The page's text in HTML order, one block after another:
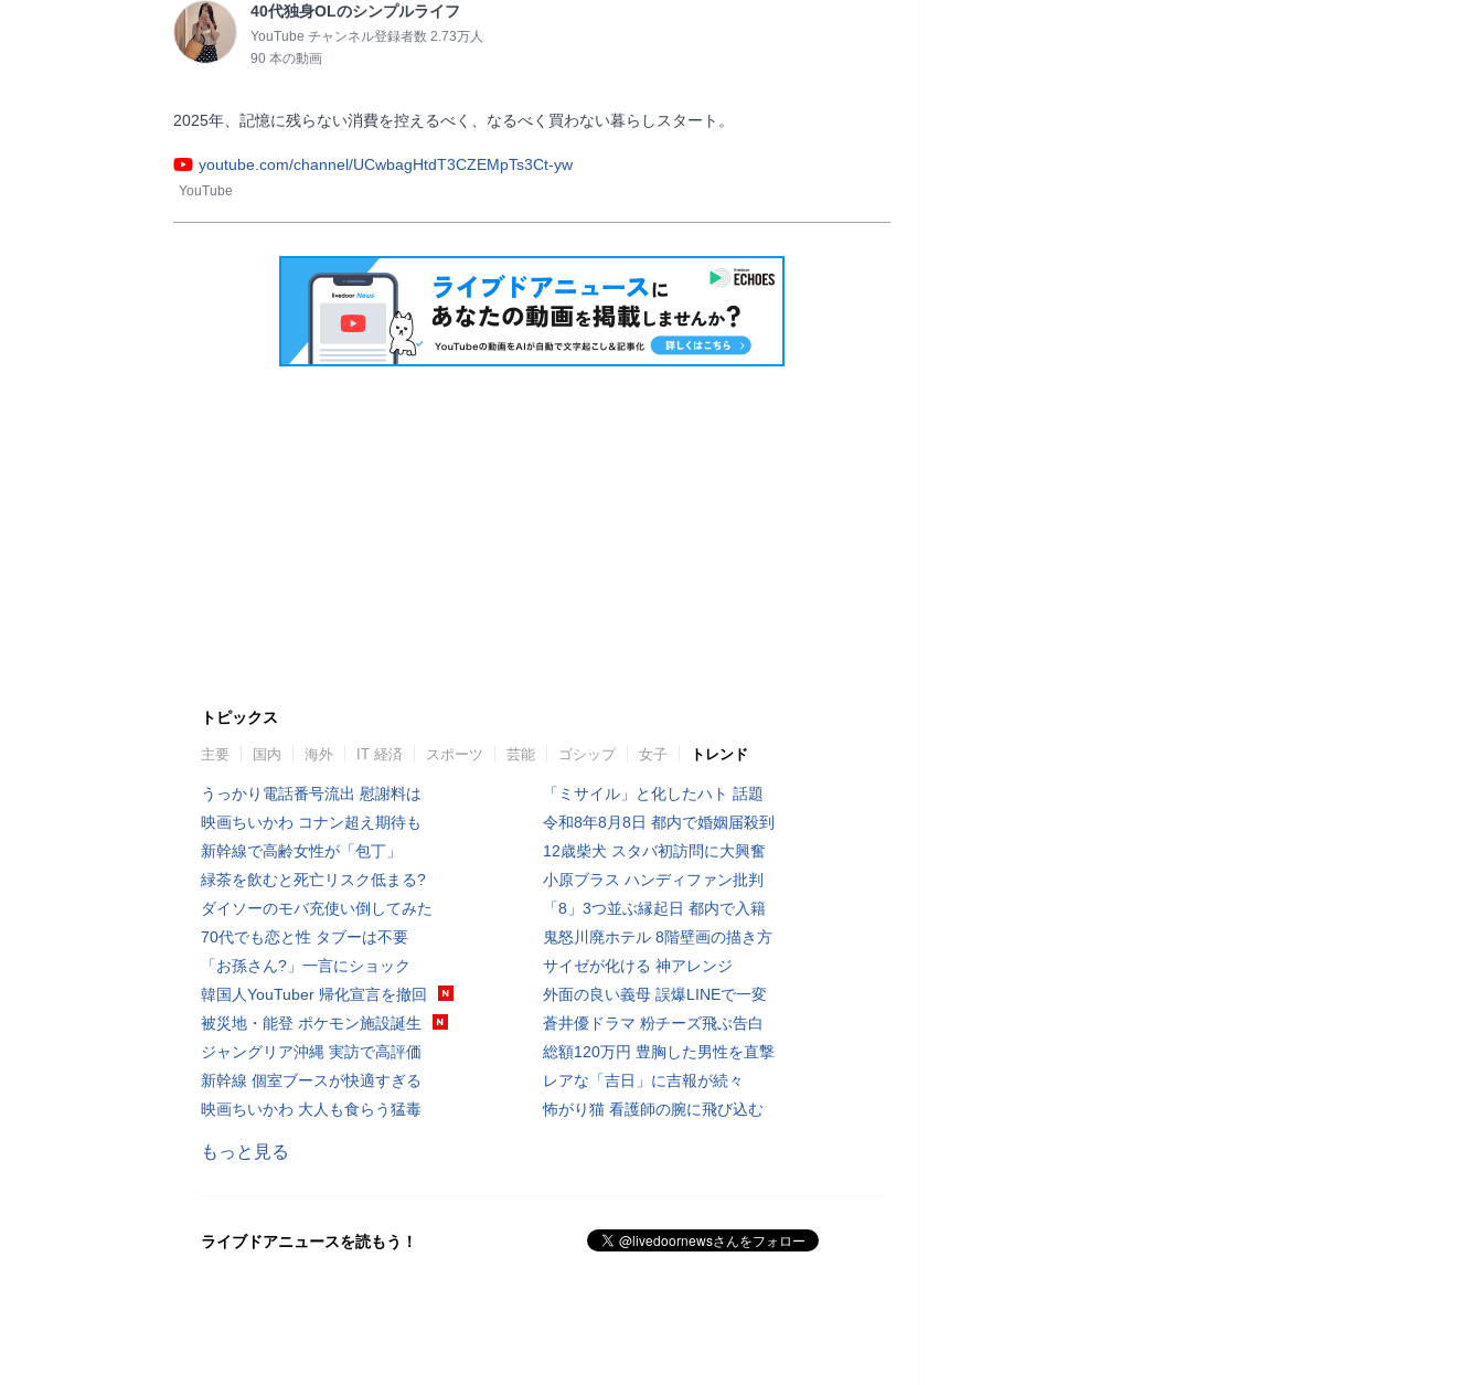
40代独身OLのシンプルライフ
YouTube チャンネル登録者数 2.73万人
90 本の動画
2025年、記憶に残らない消費を控えるべく、なるべく買わない暮らしスタート。
youtube.com/channel/UCwbagHtdT3CZEMpTs3Ct-yw
YouTube
トピックス
主要 国内 海外 IT 経済 スポーツ 芸能 ゴシップ 女子 トレンド
うっかり電話番号流出 慰謝料は
映画ちいかわ コナン超え期待も
新幹線で高齢女性が「包丁」
緑茶を飲むと死亡リスク低まる?
ダイソーのモバ充使い倒してみた
70代でも恋と性 タブーは不要
「お孫さん?」一言にショック
韓国人YouTuber 帰化宣言を撤回
被災地・能登 ポケモン施設誕生
ジャングリア沖縄 実訪で高評価
新幹線 個室ブースが快適すぎる
映画ちいかわ 大人も食らう猛毒
「ミサイル」と化したハト 話題
令和8年8月8日 都内で婚姻届殺到
12歳柴犬 スタバ初訪問に大興奮
小原ブラス ハンディファン批判
「8」3つ並ぶ縁起日 都内で入籍
鬼怒川廃ホテル 8階壁画の描き方
サイゼが化ける 神アレンジ
外面の良い義母 誤爆LINEで一変
蒼井優ドラマ 粉チーズ飛ぶ告白
総額120万円 豊胸した男性を直撃
レアな「吉日」に吉報が続々
怖がり猫 看護師の腕に飛び込む
もっと見る
ライブドアニュースを読もう！